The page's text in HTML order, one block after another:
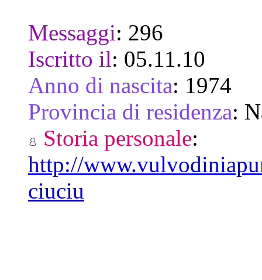
Messaggi: 296
Iscritto il: 05.11.10
Anno di nascita: 1974
Provincia di residenza:
Storia personale:
http://
ciuciu